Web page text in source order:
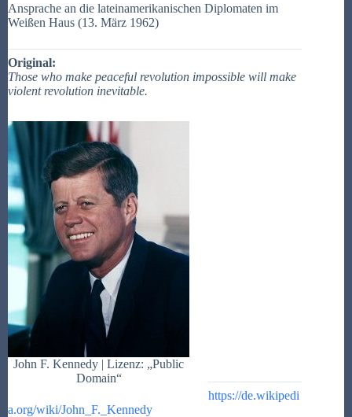
Ansprache an die lateinamerikanischen Diplomaten im
Weißen Haus (13. März 1962)
Original:
Those who make peaceful revolution impossible will make
violent revolution inevitable.
John F. Kennedy | Lizenz: „Public
Domain“
https://de.wikipedi
a.org/wiki/John_F._Kennedy